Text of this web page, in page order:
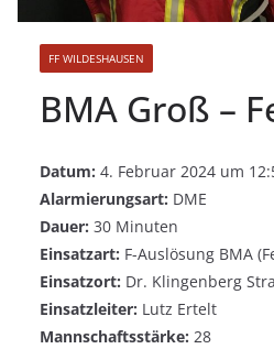
FF WILDESHAUSEN
BMA Groß –
Datum: 4. Februar 2024 um
Alarmierungsart: DME
Dauer: 30 Minuten
Einsatzart: F-Auslösung BMA
Einsatzort: Dr. Klingenberg
Einsatzleiter: Lutz Ertelt
Mannschaftsstärke: 28